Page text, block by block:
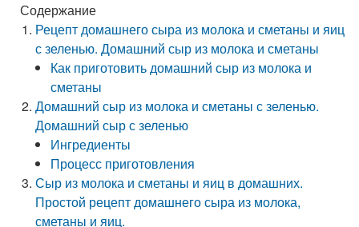
Содержание
Рецепт домашнего сыра из молока и сметаны и яиц
с зеленью. Домашний сыр из молока и сметаны
Как приготовить домашний сыр из молока и
сметаны
Домашний сыр из молока и сметаны с зеленью.
Домашний сыр с зеленью
Ингредиенты
Процесс приготовления
Сыр из молока и сметаны и яиц в домашних.
Простой рецепт домашнего сыра из молока,
сметаны и яиц.